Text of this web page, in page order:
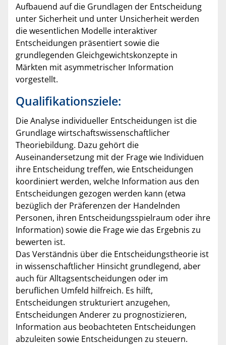
Aufbauend auf die Grundlagen der Entscheidung
unter Sicherheit und unter Unsicherheit werden
die wesentlichen Modelle interaktiver
Entscheidungen präsentiert sowie die
grundlegenden Gleichgewichtskonzepte in
Märkten mit asymmetrischer Information
vorgestellt.
Qualifikationsziele:
Die Analyse individueller Entscheidungen ist die
Grundlage wirtschaftswissenschaftlicher
Theoriebildung. Dazu gehört die
Auseinandersetzung mit der Frage wie Individuen
ihre Entscheidung treffen, wie Entscheidungen
koordiniert werden, welche Information aus den
Entscheidungen gezogen werden kann (etwa
bezüglich der Präferenzen der Handelnden
Personen, ihren Entscheidungsspielraum oder ihre
Information) sowie die Frage wie das Ergebnis zu
bewerten ist.
Das Verständnis über die Entscheidungstheorie ist
in wissenschaftlicher Hinsicht grundlegend, aber
auch für Alltagsentscheidungen oder im
beruflichen Umfeld hilfreich. Es hilft,
Entscheidungen strukturiert anzugehen,
Entscheidungen Anderer zu prognostizieren,
Information aus beobachteten Entscheidungen
abzuleiten sowie Entscheidungen zu steuern.